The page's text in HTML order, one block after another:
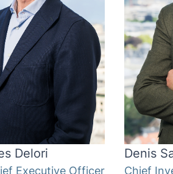
Delori
Executive Officer
Denis
Chief